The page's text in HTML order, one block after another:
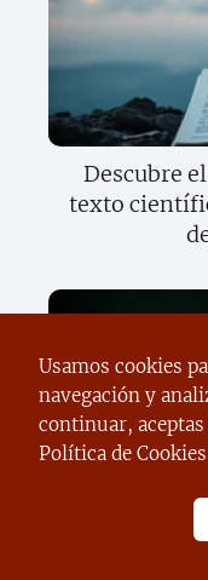
Descubre
texto
El
que todos
Usamos cookies
navegación y
continuar,
Política de Cookies